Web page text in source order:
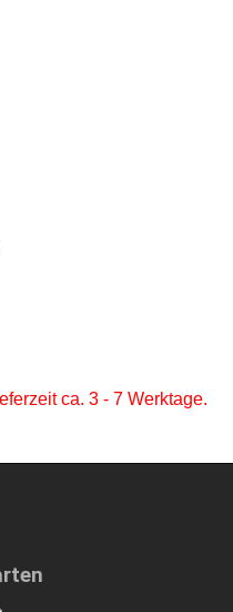
ca. 3 - 7 Werktage.